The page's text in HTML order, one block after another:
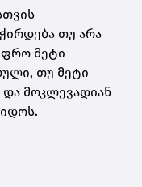
თუ არა
მეტი
თუ მეტი
მოკლევადიან